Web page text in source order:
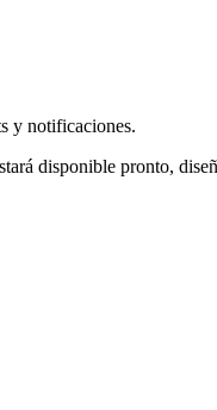
y notificaciones.
disponible pronto,